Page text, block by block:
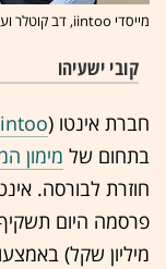
מייסדי iintoo, דב קוטלר וערן רוט / צילום: תמר מצפי
קובי ישעיהו
חברת אינטו (
בתחום של מימון
חוזרת לבורסה.